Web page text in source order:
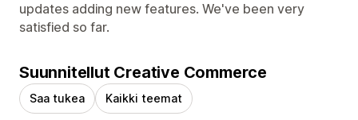
updates adding new features. We've been very
satisfied so far.
Suunnitellut Creative Commerce
Saa tukea Kaikki teemat